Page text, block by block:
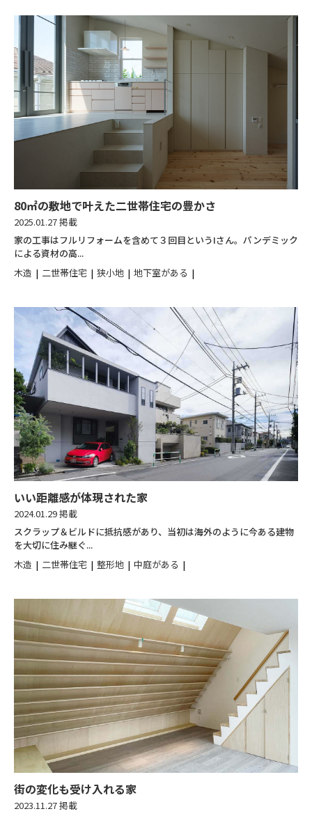
80㎡の敷地で叶えた二世帯住宅の豊かさ
2025.01.27 掲載
家の工事はフルリフォームを含めて３回目というIさん。パンデミック
による資材の高...
木造
二世帯住宅 狭小地 地下室がある
いい距離感が体現された家
2024.01.29 掲載
スクラップ＆ビルドに抵抗感があり、当初は海外のように今ある建物
を大切に住み継ぐ...
木造
二世帯住宅 整形地 中庭がある
街の変化も受け入れる家
2023.11.27 掲載